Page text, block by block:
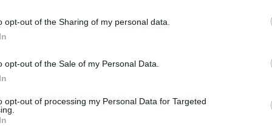
opt-out of the Sharing of my personal data.
opt-out of the Sale of my Personal Data.
opt-out of processing my Personal Data for Targeted
savivaldybėse
sutaupyti bėdžių